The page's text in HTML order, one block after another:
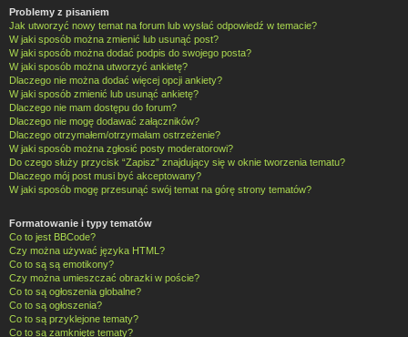
Problemy z pisaniem
Jak utworzyć nowy temat na forum lub wysłać odpowiedź w temacie?
W jaki sposób można zmienić lub usunąć post?
W jaki sposób można dodać podpis do swojego posta?
W jaki sposób można utworzyć ankietę?
Dlaczego nie można dodać więcej opcji ankiety?
W jaki sposób zmienić lub usunąć ankietę?
Dlaczego nie mam dostępu do forum?
Dlaczego nie mogę dodawać załączników?
Dlaczego otrzymałem/otrzymałam ostrzeżenie?
W jaki sposób można zgłosić posty moderatorowi?
Do czego służy przycisk “Zapisz” znajdujący się w oknie tworzenia tematu?
Dlaczego mój post musi być akceptowany?
W jaki sposób mogę przesunąć swój temat na górę strony tematów?
Formatowanie i typy tematów
Co to jest BBCode?
Czy można używać języka HTML?
Co to są są emotikony?
Czy można umieszczać obrazki w poście?
Co to są ogłoszenia globalne?
Co to są ogłoszenia?
Co to są przyklejone tematy?
Co to są zamknięte tematy?